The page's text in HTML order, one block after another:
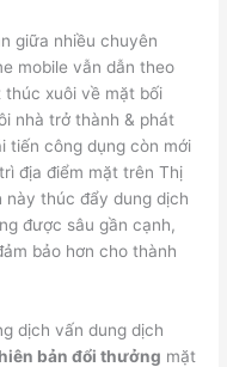
giữa nhiều chuyên
mobile vẫn dẫn theo
thúc xuôi về mặt bối
nhà trở thành & phát
tiến công dụng còn mới
địa điểm mặt trên Thị
này thúc đẩy dung dịch
được sâu gần cạnh,
bảo hơn cho thành
dịch vấn dung dịch
bản đổi thưởng mặt